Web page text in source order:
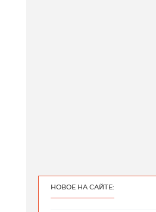
НОВОЕ НА САЙТЕ: